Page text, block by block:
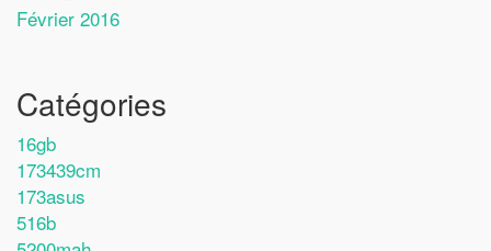
Février 2016
Catégories
16gb
173439cm
173asus
516b